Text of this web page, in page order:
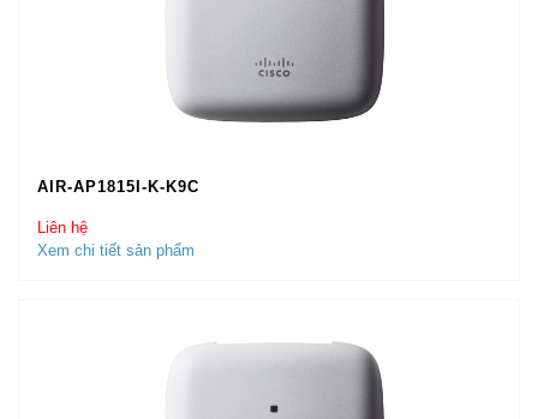
AIR-AP1815I-K-K9C
Liên hệ
Xem chi tiết sản phẩm